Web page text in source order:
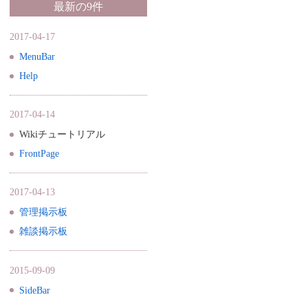
最新の9件
2017-04-17
MenuBar
Help
2017-04-14
Wikiチュートリアル
FrontPage
2017-04-13
管理掲示板
雑談掲示板
2015-09-09
SideBar